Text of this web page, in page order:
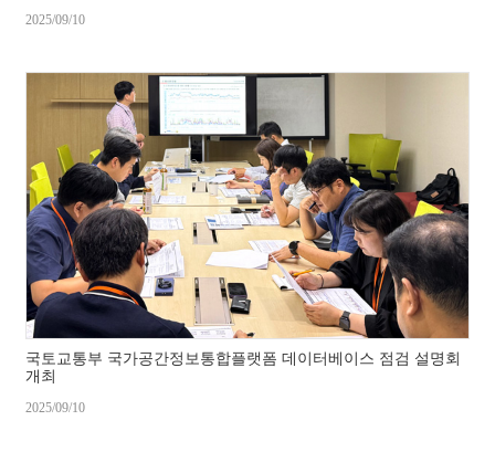
2025/09/10
국토교통부 국가공간정보통합플랫폼 데이터베이스 점검 설명회
개최
2025/09/10